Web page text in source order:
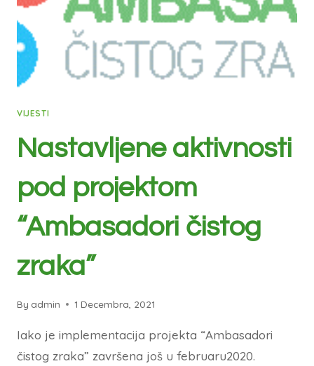
VIJESTI
Nastavljene aktivnosti
pod projektom
“Ambasadori čistog
zraka”
By admin 1 Decembra, 2021
Iako je implementacija projekta “Ambasadori
čistog zraka” završena još u februaru2020.